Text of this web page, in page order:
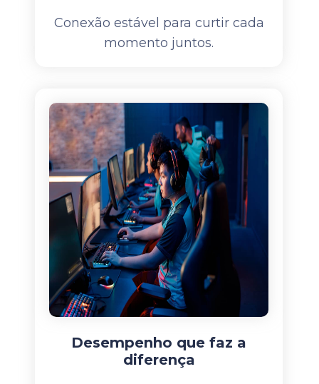
Conexão estável para curtir cada
momento juntos.
Desempenho que faz a
diferença